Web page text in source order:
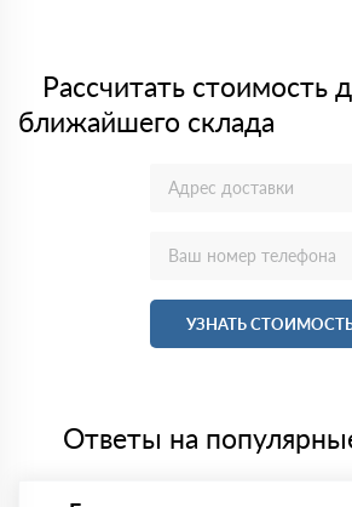
Рассчитать стоимость
ближайшего склада
УЗНАТЬ
Ответы на